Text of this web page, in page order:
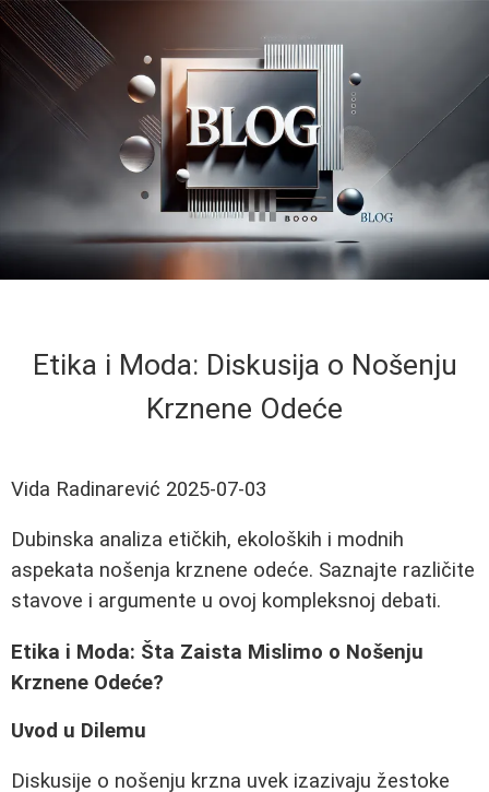
Etika i Moda: Diskusija o Nošenju
Krznene Odeće
Vida Radinarević 2025-07-03
Dubinska analiza etičkih, ekoloških i modnih
aspekata nošenja krznene odeće. Saznajte različite
stavove i argumente u ovoj kompleksnoj debati.
Etika i Moda: Šta Zaista Mislimo o Nošenju
Krznene Odeće?
Uvod u Dilemu
Diskusije o nošenju krzna uvek izazivaju žestoke